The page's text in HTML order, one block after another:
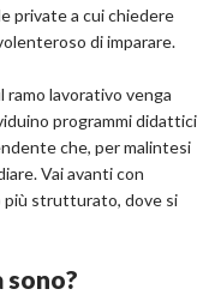
private a cui chiedere
di imparare.
ramo lavorativo venga
programmi didattici
che, per malintesi
Vai avanti con
più strutturato, dove si
sono?